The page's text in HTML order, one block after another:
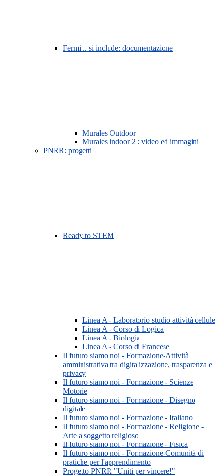
Fermi... si include: documentazione
Murales Outdoor
Murales indoor 2 : video ed immagini
PNRR: progetti
Ready to STEM
Linea A - Laboratorio studio attività cellule
Linea A - Corso di Logica
Linea A - Biologia
Linea A - Corso di Francese
Il futuro siamo noi - Formazione-Attività
amministrativa tra digitalizzazione, trasparenza e
privacy
Il futuro siamo noi - Formazione - Scienze
Motorie
Il futuro siamo noi - Formazione - Disegno
digitale
Il futuro siamo noi - Formazione - Italiano
Il futuro siamo noi - Formazione - Religione -
Arte a soggetto religioso
Il futuro siamo noi - Formazione - Fisica
Il futuro siamo noi - Formazione-Comunità di
pratiche per l'apprendimento
Progetto PNRR "Uniti per vincere!"